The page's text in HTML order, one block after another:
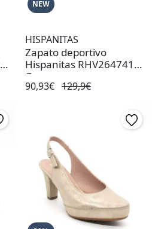
NEW
HISPANITAS
Zapato deportivo
Hispanitas RHV264741
Cuero
90,93€ 129,9€